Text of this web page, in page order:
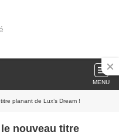
MENU
planant de Lux’s Dream !
nouveau titre